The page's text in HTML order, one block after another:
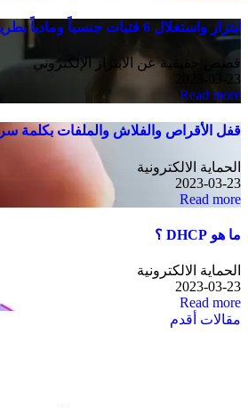
ابتزاز واستغلال 6 فتيات جنسياً ومادياً بطريقة وحشية
قصص حقيقية عن الابتزاز الإلكتروني
2023-03-23
Read more
قفل الأقراص والفلاش والملفات بكلمة سر
الحماية الالكترونية
2023-03-23
Read more
ما هو DHCP ؟
الحماية الالكترونية
2023-03-23
Read more
تصفّح
مقالات أقدم